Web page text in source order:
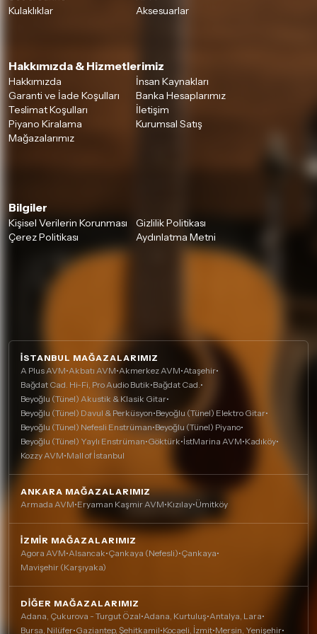
Kulaklıklar
Aksesuarlar
Hakkımızda & Hizmetlerimiz
Hakkımızda
İnsan Kaynakları
Garanti ve İade Koşulları
Banka Hesaplarımız
Teslimat Koşulları
İletişim
Piyano Kiralama
Kurumsal Satış
Mağazalarımız
Bilgiler
Kişisel Verilerin Korunması
Gizlilik Politikası
Çerez Politikası
Aydınlatma Metni
İSTANBUL MAĞAZALARIMIZ
A Plus AVM•Akbatı AVM•Akmerkez AVM•Ataşehir•
Bağdat Cad. Hi-Fi, Pro Audio Butik•Bağdat Cad.•
Beyoğlu (Tünel) Akustik & Klasik Gitar•
Beyoğlu (Tünel) Davul & Perküsyon•Beyoğlu (Tünel) Elektro Gitar•
Beyoğlu (Tünel) Nefesli Enstrüman•Beyoğlu (Tünel) Piyano•
Beyoğlu (Tünel) Yaylı Enstrüman•Göktürk•İstMarina AVM•Kadıköy•
Kozzy AVM•Mall of İstanbul
ANKARA MAĞAZALARIMIZ
Armada AVM•Eryaman Kaşmir AVM•Kızılay•Ümitköy
İZMIR MAĞAZALARIMIZ
Agora AVM•Alsancak•Çankaya (Nefesli)•Çankaya•
Mavişehir (Karşıyaka)
DIĞER MAĞAZALARIMIZ
Adana, Çukurova - Turgut Özal•Adana, Kurtuluş•Antalya, Lara•
Bursa, Nilüfer•Gaziantep, Şehitkamil•Kocaeli, İzmit•Mersin, Yenişehir•